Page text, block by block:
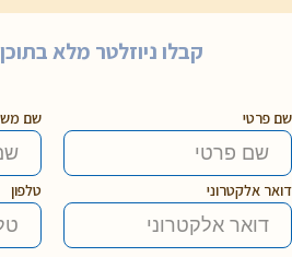
קבלו ניוזלטר מלא
שם פרטי שם
דואר אלקטרוני טלפון